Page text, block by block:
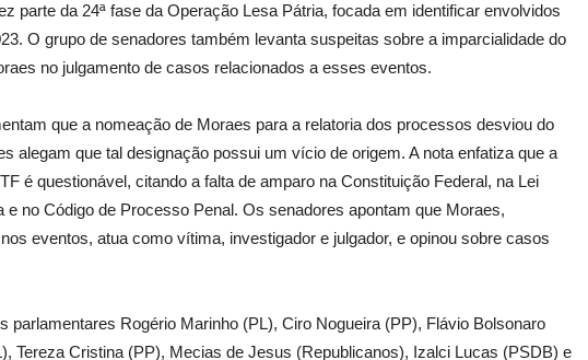
parte da 24ª fase da Operação Lesa Pátria, focada em identificar envolvidos
O grupo de senadores também levanta suspeitas sobre a imparcialidade do
no julgamento de casos relacionados a esses eventos.
que a nomeação de Moraes para a relatoria dos processos desviou do
alegam que tal designação possui um vício de origem. A nota enfatiza que a
é questionável, citando a falta de amparo na Constituição Federal, na Lei
e no Código de Processo Penal. Os senadores apontam que Moraes,
eventos, atua como vítima, investigador e julgador, e opinou sobre casos
parlamentares Rogério Marinho (PL), Ciro Nogueira (PP), Flávio Bolsonaro
Tereza Cristina (PP), Mecias de Jesus (Republicanos), Izalci Lucas (PSDB) e